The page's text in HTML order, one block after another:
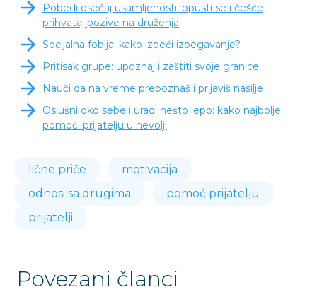
Pobedi osećaj usamljenosti: opusti se i češće
prihvataj pozive na druženja
Socijalna fobija: kako izbeći izbegavanje?
Pritisak grupe: upoznaj i zaštiti svoje granice
Nauči da na vreme prepoznaš i prijaviš nasilje
Oslušni oko sebe i uradi nešto lepo: kako najbolje
pomoći prijatelju u nevolji
lične priče
motivacija
odnosi sa drugima
pomoć prijatelju
prijatelji
Povezani članci